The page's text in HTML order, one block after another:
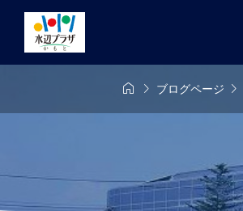
  ブログページ 